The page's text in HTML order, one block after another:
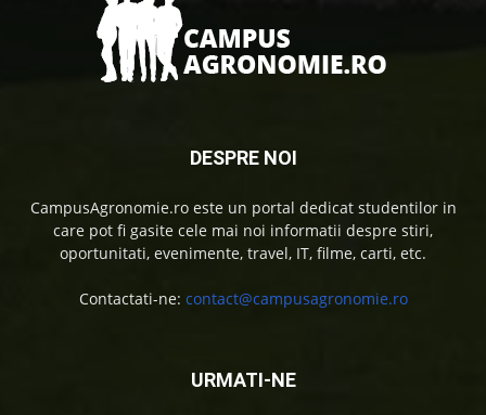
DESPRE NOI
CampusAgronomie.ro este un portal dedicat studentilor in
care pot fi gasite cele mai noi informatii despre stiri,
oportunitati, evenimente, travel, IT, filme, carti, etc.
Contactati-ne: contact@campusagronomie.ro
URMATI-NE